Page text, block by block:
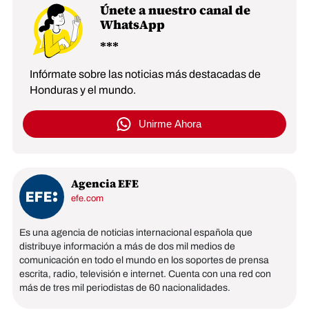
Únete a nuestro canal de
WhatsApp
Infórmate sobre las noticias más destacadas de
Honduras y el mundo.
Unirme Ahora
Agencia EFE
efe.com
Es una agencia de noticias internacional española que
distribuye información a más de dos mil medios de
comunicación en todo el mundo en los soportes de prensa
escrita, radio, televisión e internet. Cuenta con una red con
más de tres mil periodistas de 60 nacionalidades.